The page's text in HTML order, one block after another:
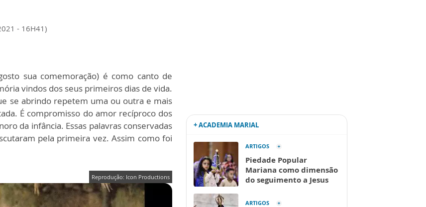
- 16H41)
sua comemoração) é como canto de
vindos dos seus primeiros dias de vida.
se abrindo repetem uma ou outra e mais
É compromisso do amor recíproco dos
da infância. Essas palavras conservadas
pela primeira vez. Assim como foi
Reprodução: Icon Productions
+ ACADEMIA MARIAL
ARTIGOS
Piedade Popular
Mariana como dimensão
do seguimento a Jesus
ARTIGOS